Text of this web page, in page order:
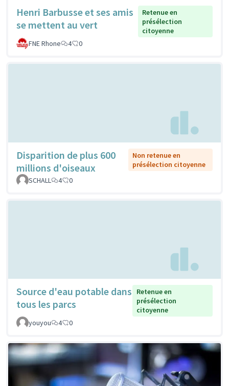
Henri Barbusse et ses amis
se mettent au vert
Retenue en
présélection
citoyenne
FNE Rhone
4 0
Disparition de plus 600
millions d'oiseaux
Non retenue en
présélection citoyenne
SCHALL
4 0
Source d'eau potable dans
tous les parcs
Retenue en
présélection
citoyenne
youyou
4 0